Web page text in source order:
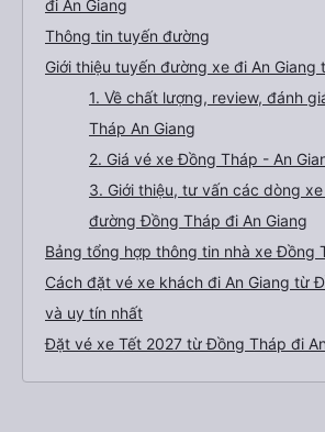
đi An Giang
Thông tin tuyến đường
Giới thiệu tuyến đường xe đi An Giang
1. Về chất lượng, review, đánh
Tháp An Giang
2. Giá vé xe Đồng Tháp - An
3. Giới thiệu, tư vấn các dòng
đường Đồng Tháp đi An Giang
Bảng tổng hợp thông tin nhà xe Đồng
Cách đặt vé xe khách đi An Giang từ
và uy tín nhất
Đặt vé xe Tết 2027 từ Đồng Tháp đi